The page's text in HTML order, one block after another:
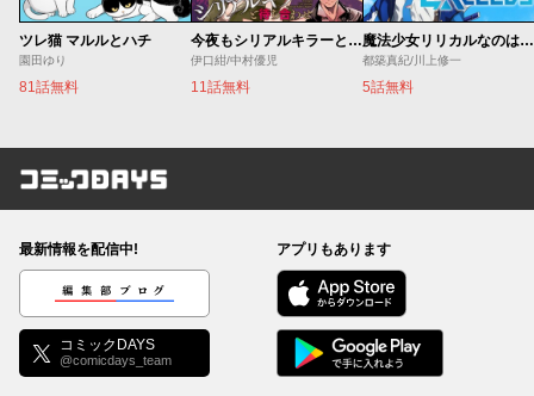
ツレ猫 マルルとハチ
園田ゆり
81話無料
今夜もシリアルキラーと待ち合わせ
伊口紺/中村優児
11話無料
魔法少女リリカルなのは EXCEEDS
都築真紀/川上修一
5話無料
コミックDAYS
最新情報を配信中!
編集部ブログ
コミックDAYS
@comicdays_team
アプリもあります